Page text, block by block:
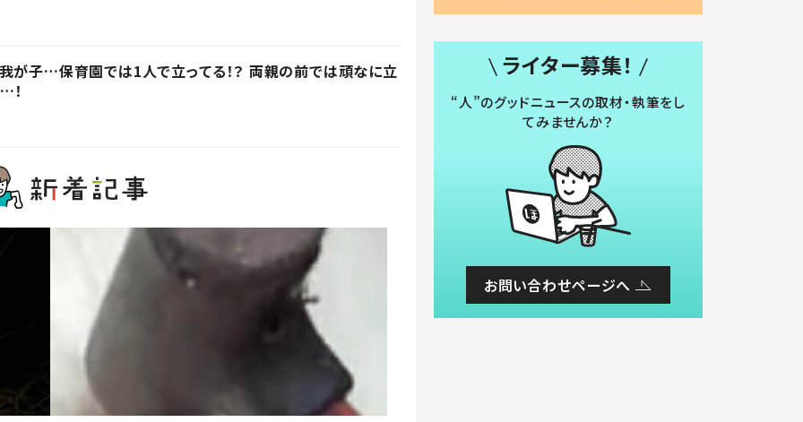
が子…保育園では1人で立ってる！？ 両親の前では頑なに立
！
ライター募集！
“人”のグッドニュースの取材・執筆をし
てみませんか？
お問い合わせページへ